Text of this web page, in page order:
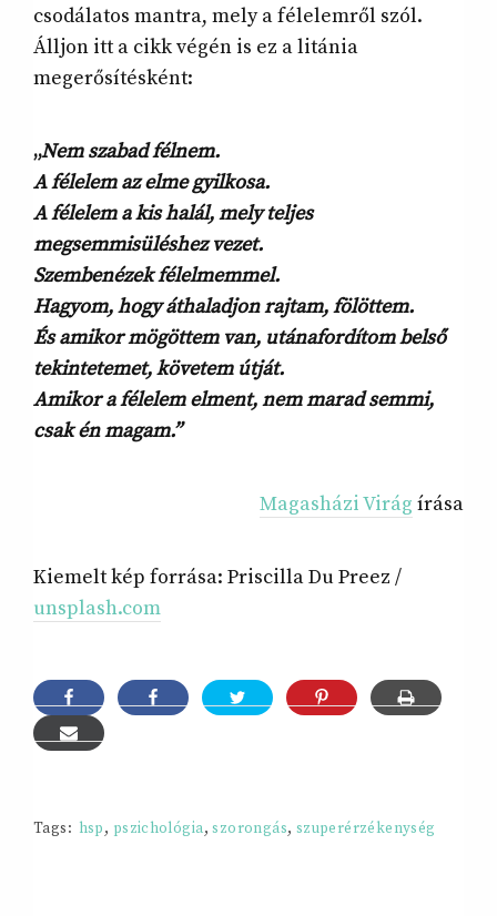
csodálatos mantra, mely a félelemről szól.
Álljon itt a cikk végén is ez a litánia
megerősítésként:
„Nem szabad félnem.
A félelem az elme gyilkosa.
A félelem a kis halál, mely teljes
megsemmisüléshez vezet.
Szembenézek félelmemmel.
Hagyom, hogy áthaladjon rajtam, fölöttem.
És amikor mögöttem van, utánafordítom belső
tekintetemet, követem útját.
Amikor a félelem elment, nem marad semmi,
csak én magam.”
Magasházi Virág írása
Kiemelt kép forrása: Priscilla Du Preez /
unsplash.com
Tags: hsp, pszichológia,szorongás, szuperérzékenység